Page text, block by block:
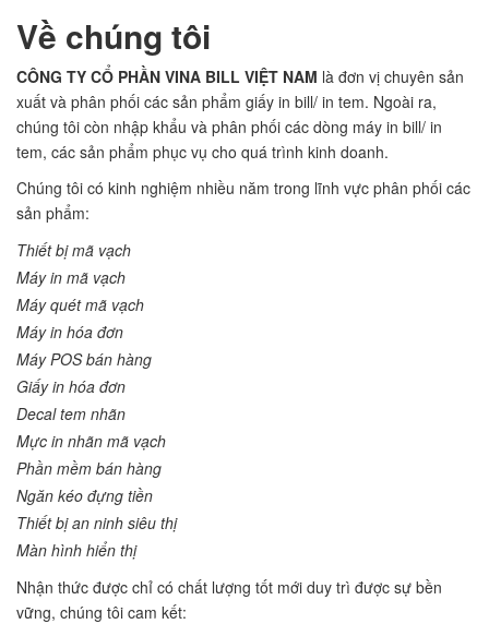
Về chúng tôi
CÔNG TY CỔ PHẦN VINA BILL VIỆT NAM là đơn vị chuyên sản
xuất và phân phối các sản phẩm giấy in bill/ in tem. Ngoài ra,
chúng tôi còn nhập khẩu và phân phối các dòng máy in bill/ in
tem, các sản phẩm phục vụ cho quá trình kinh doanh.
Chúng tôi có kinh nghiệm nhiều năm trong lĩnh vực phân phối các
sản phẩm:
Thiết bị mã vạch
Máy in mã vạch
Máy quét mã vạch
Máy in hóa đơn
Máy POS bán hàng
Giấy in hóa đơn
Decal tem nhãn
Mực in nhãn mã vạch
Phần mềm bán hàng
Ngăn kéo đựng tiền
Thiết bị an ninh siêu thị
Màn hình hiển thị
Nhận thức được chỉ có chất lượng tốt mới duy trì được sự bền
vững, chúng tôi cam kết: